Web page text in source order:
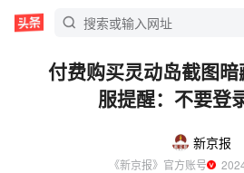
付费购买灵动岛截图
服提醒：不要登
新京报
《新京报》官方账号